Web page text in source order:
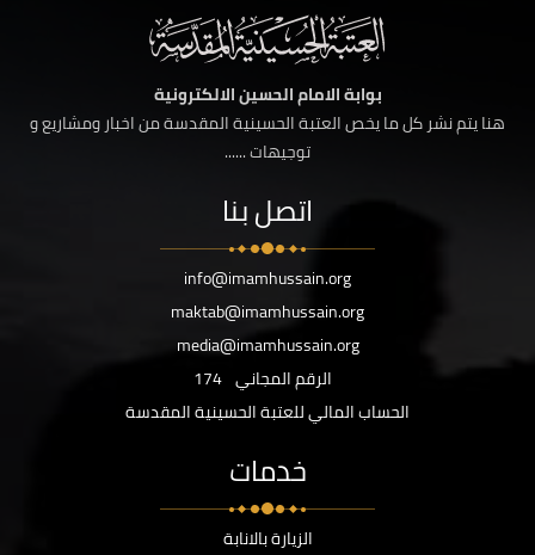
بوابة الامام الحسين الالكترونية
هنا يتم نشر كل ما يخص العتبة الحسينية المقدسة من اخبار ومشاريع و
توجيهات ......
اتصل بنا
info@imamhussain.org
maktab@imamhussain.org
media@imamhussain.org
الرقم المجاني 174
الحساب المالي للعتبة الحسينية المقدسة
خدمات
الزيارة بالانابة